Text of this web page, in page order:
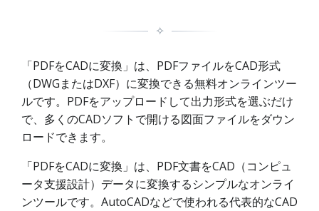
✧
「PDFをCADに変換」は、PDFファイルをCAD形式
（DWGまたはDXF）に変換できる無料オンラインツー
ルです。PDFをアップロードして出力形式を選ぶだけ
で、多くのCADソフトで開ける図面ファイルをダウン
ロードできます。
「PDFをCADに変換」は、PDF文書をCAD（コンピュ
ータ支援設計）データに変換するシンプルなオンライ
ンツールです。AutoCADなどで使われる代表的なCAD